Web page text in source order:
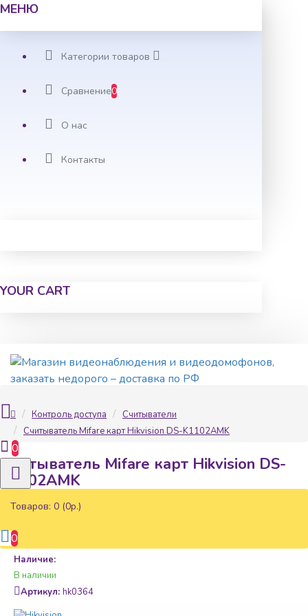
МЕНЮ
Категории товаров
Сравнение0
О нас
Контакты
YOUR CART
0
Товаров: 0 (0р.)
0
Контроль доступа
Считыватели
Считыватель Mifare карт Hikvision DS-K1102AMK
Считыватель Mifare карт Hikvision DS-
K1102AMK
Наличие:
В наличии
Артикул: hk0364